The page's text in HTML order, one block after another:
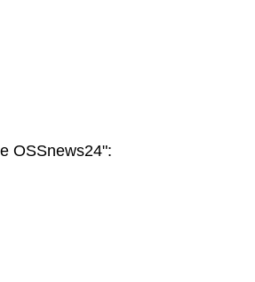
OSSnews24":